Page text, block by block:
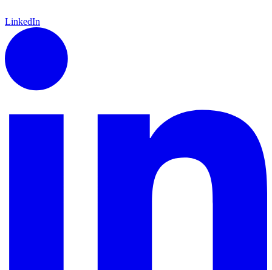
LinkedIn